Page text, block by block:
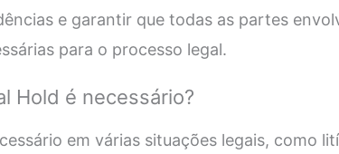
e garantir que todas as partes
para o processo legal.
Hold é necessário?
em várias situações legais, como